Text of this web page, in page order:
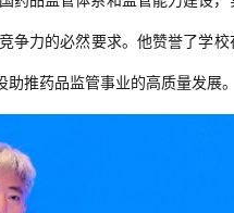
力的必然要求。他赞誉了学
推药品监管事业的高质量发展。